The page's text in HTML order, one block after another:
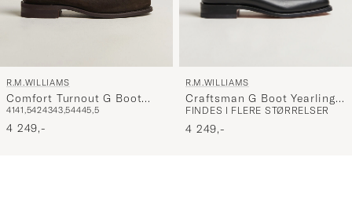
R.M.WILLIAMS
Comfort Turnout G Boot
Chocolate Suede
4141,5424343,54445,5
4 249,-
R.M.WILLIAMS
Craftsman G Boot Yearling
Black
FINDES I FLERE STØRRELSER
4 249,-